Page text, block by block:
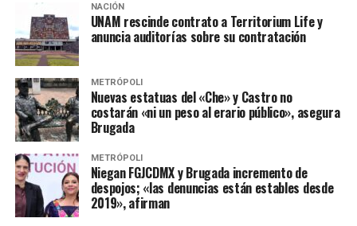
NACIÓN
UNAM rescinde contrato a Territorium Life y
anuncia auditorías sobre su contratación
METRÓPOLI
Nuevas estatuas del «Che» y Castro no
costarán «ni un peso al erario público», asegura
Brugada
METRÓPOLI
Niegan FGJCDMX y Brugada incremento de
despojos; «las denuncias están estables desde
2019», afirman